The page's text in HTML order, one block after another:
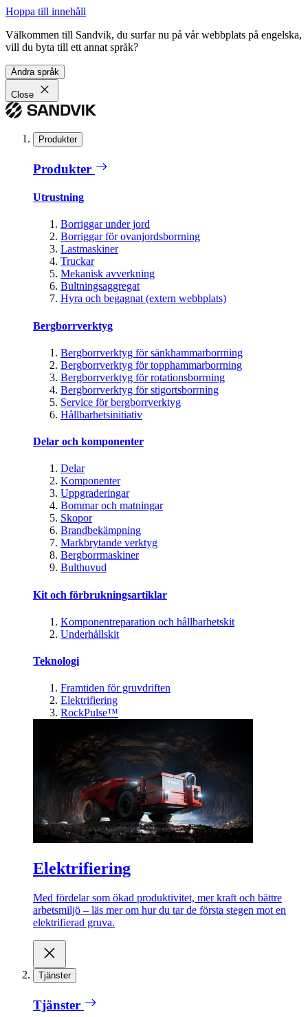
Hoppa till innehåll
Välkommen till Sandvik, du surfar nu på vår webbplats på engelska,
vill du byta till ett annat språk?
Ändra språk
Close
Produkter
Produkter
Utrustning
Borriggar under jord
Borriggar för ovanjordsborrning
Lastmaskiner
Truckar
Mekanisk avverkning
Bultningsaggregat
Hyra och begagnat (extern webbplats)
Bergborrverktyg
Bergborrverktyg för sänkhammarborrning
Bergborrverktyg för topphammarborrning
Bergborrverktyg för rotationsborrning
Bergborrverktyg för stigortsborrning
Service för bergborrverktyg
Hållbarhetsinitiativ
Delar och komponenter
Delar
Komponenter
Uppgraderingar
Bommar och matningar
Skopor
Brandbekämpning
Markbrytande verktyg
Bergborrmaskiner
Bulthuvud
Kit och förbrukningsartiklar
Komponentreparation och hållbarhetskit
Underhållskit
Teknologi
Framtiden för gruvdriften
Elektrifiering
RockPulse™
Elektrifiering
Med fördelar som ökad produktivitet, mer kraft och bättre
arbetsmiljö – läs mer om hur du tar de första stegen mot en
elektrifierad gruva.
Tjänster
Tjänster